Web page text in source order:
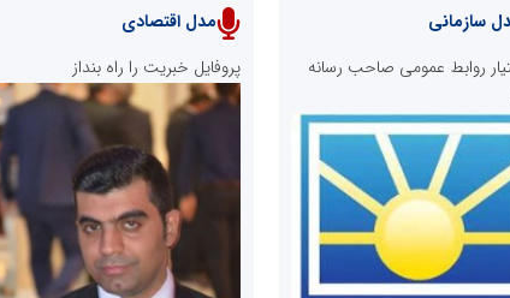
سازمانی
روابط عمومی صاحب رسانه
مدل اقتصادی
پروفایل خبریت را راه بنداز